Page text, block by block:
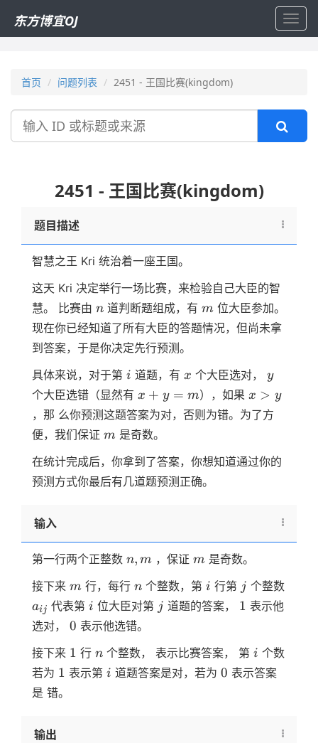
东方博宜OJ
首页 问题列表 2451 - 王国比赛(kingdom)
搜
2451 - 王国比赛(kingdom)
题目描述
智慧之王 Kri 统治着一座王国。
这天 Kri 决定举行一场比赛，来检验自己大臣的智
慧。 比赛由 n
n 道判断题组成，有 m
m 位大臣参加。
现在你已经知道了所有大臣的答题情况，但尚未拿
到答案，于是你决定先行预测。
具体来说，对于第 i
i 道题，有 x
x 个大臣选对， y
y
个大臣选错（显然有 x
+
y
=
m
x + y = m），如果x
>
y
x > y
，那 么你预测这题答案为对，否则为错。为了方
便，我们保证 m
m 是奇数。
在统计完成后，你拿到了答案，你想知道通过你的
预测方式你最后有几道题预测正确。
输入
第一行两个正整数 n,m
n, m ，保证m
m 是奇数。
接下来 m
m 行，每行 n
n 个整数，第 i
i 行第 jj 个整数
a
aij
ij 代表第 i
i 位大臣对第 jj 道题的答案， 1
1 表示他
选对， 0
0 表示他选错。
接下来 1
1 行 n
n 个整数， 表示比赛答案， 第 i
i 个数
若为 1
1 表示第 i
i 道题答案是对，若为 0
0 表示答案
是 错。
输出